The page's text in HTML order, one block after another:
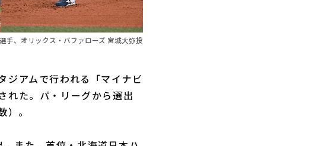
手、オリックス・バファローズ 宮城大弥投
アムで行われる「マイナビ
れた。パ・リーグから選出
。